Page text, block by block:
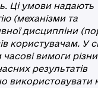
Ці умови надають
(механізми та
дисципліни
користувачам. У
вимоги
результатів
використовувати